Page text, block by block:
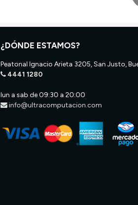
¿DÓNDE ESTAMOS?
Peatonal Ignacio Arieta 3205, San Justo,
4441 1280
lun a sab de 09:30 a 20:00
info@ultracomputacion.com